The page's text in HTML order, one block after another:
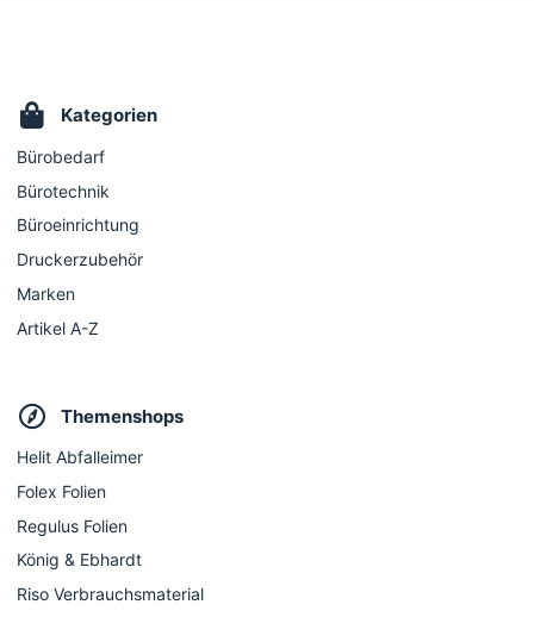
Kategorien
Bürobedarf
Bürotechnik
Büroeinrichtung
Druckerzubehör
Marken
Artikel A-Z
Themenshops
Helit Abfalleimer
Folex Folien
Regulus Folien
König & Ebhardt
Riso Verbrauchsmaterial